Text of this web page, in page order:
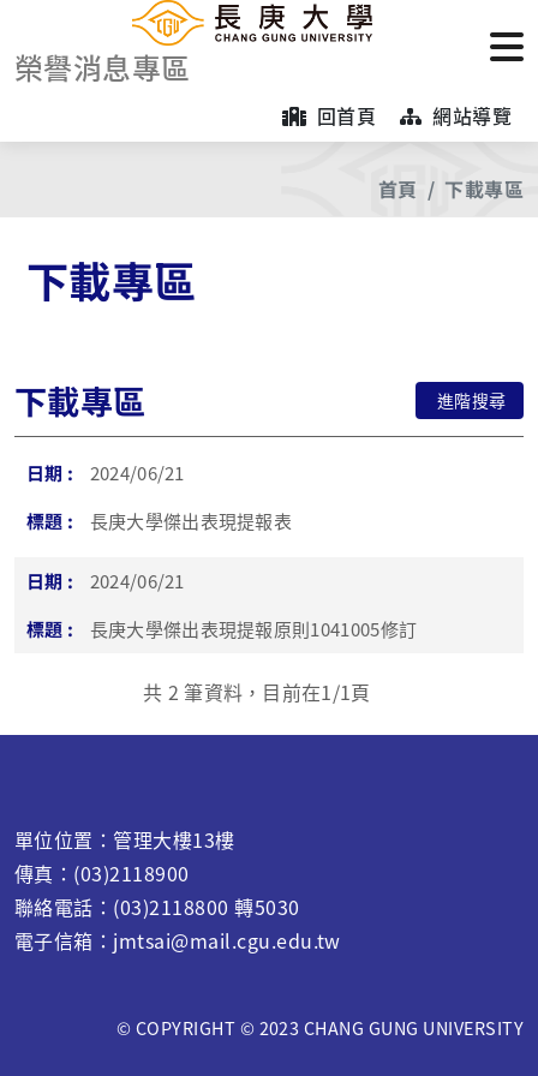
榮譽消息專區
回首頁 網站導覽
首頁 下載專區
下載專區
下載專區 進階搜尋
2024/06/21
長庚大學傑出表現提報表
2024/06/21
長庚大學傑出表現提報原則1041005修訂
共 2 筆資料，目前在1/1頁
單位位置：管理大樓13樓
傳真：(03)2118900
聯絡電話：(03)2118800 轉5030
電子信箱：jmtsai@mail.cgu.edu.tw
© COPYRIGHT © 2023 CHANG GUNG UNIVERSITY